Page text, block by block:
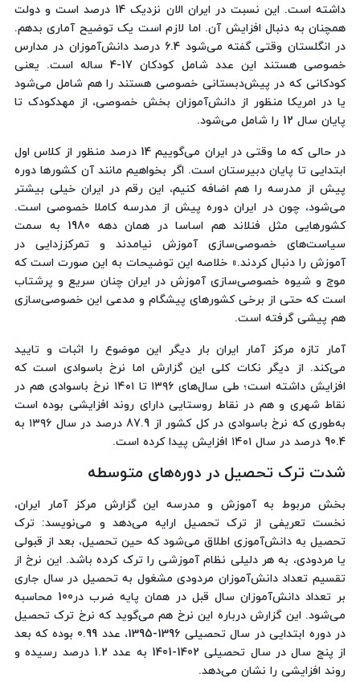
داشته است. این نسبت در ایران الان نزدیک 14 درصد است و دولت
همچنان به ‌دنبال افزایش آن. اما لازم است یک توضیح آماری بدهم.
در انگلستان وقتی گفته می‌شود 6.4 درصد دانش‌آموزان در مدارس
خصوصی هستند این عدد شامل کودکان 17-4 ساله است. یعنی
کودکانی که در پیش‌دبستانی خصوصی هستند را هم شامل می‌شود
یا در امریکا منظور از دانش‌آموزان بخش خصوصی، از مهدکودک تا
پایان سال 12 را شامل می‌شود.
در حالی که ما وقتی در ایران می‌گوییم 14 درصد منظور از کلاس اول
ابتدایی تا پایان دبیرستان است. اگر بخواهیم مانند آن کشورها دوره
پیش از مدرسه را هم اضافه کنیم، این رقم در ایران خیلی بیشتر
می‌شود، چون در ایران دوره پیش از مدرسه کاملا خصوصی است.
کشورهایی مثل فنلاند هم اساسا در همان دهه 1980 به سمت
سیاست‌های خصوصی‌سازی آموزش نیامدند و تمرکززدایی در
آموزش را دنبال کردند.» خلاصه این توضیحات به این صورت است که
موج و شیوه خصوصی‌سازی آموزش در ایران چنان سریع و پرشتاب
است که حتی از برخی کشورهای پیشگام و مدعی این خصوصی‌سازی
هم پیشی گرفته است.
آمار تازه مرکز آمار ایران بار دیگر این موضوع را اثبات و تایید
می‌کند. از دیگر نکات کلی این گزارش اما نرخ باسوادی است که
افزایش داشته است؛ طی سال‌های ١٣٩٦ تا ١٤٠١ نرخ باسوادی هم در
نقاط شهری و هم در نقاط روستایی دارای روند افزایشی بوده است
به‌طوری که نرخ باسوادی در کل کشور از 87.9 درصد در سال ١٣٩٦ به
90.4 درصد در سال ١٤٠١ افزایش پیدا کرده است.
شدت ترک تحصیل در دوره‌های متوسطه
بخش مربوط به آموزش و مدرسه این گزارش مرکز آمار ایران،
نخست تعریفی از ترک تحصیل ارایه می‌دهد و می‌نویسد: ترک
تحصیل به دانش‌آموزی اطلاق می‌شود که حین تحصیل، بعد از قبولی
یا مردودی، به هر دلیلی نظام آموزشی را ترک کرده باشد. این نرخ از
تقسیم تعداد دانش‌آموزان مردودی مشغول به تحصیل در سال جاری
بر تعداد دانش‌آموزان سال قبل در همان پایه ضرب در100 محاسبه
می‌شود. این گزارش درباره این نرخ هم می‌گوید که نرخ ترک تحصیل
در دوره ابتدایی در سال تحصیلی 1396-1395، عدد 0.99 بوده که بعد
از پنج سال در سال تحصیلی 1402-1401 به عدد 1.2 درصد رسیده و
روند افزایشی را نشان می‌دهد.